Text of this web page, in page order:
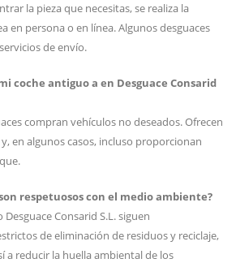
la pieza que necesitas, se realiza la
en persona o en línea. Algunos desguaces
de envío.
coche antiguo a en Desguace Consarid
compran vehículos no deseados. Ofrecen
en algunos casos, incluso proporcionan
respetuosos con el medio ambiente?
Desguace Consarid S.L. siguen
de eliminación de residuos y reciclaje,
a reducir la huella ambiental de los